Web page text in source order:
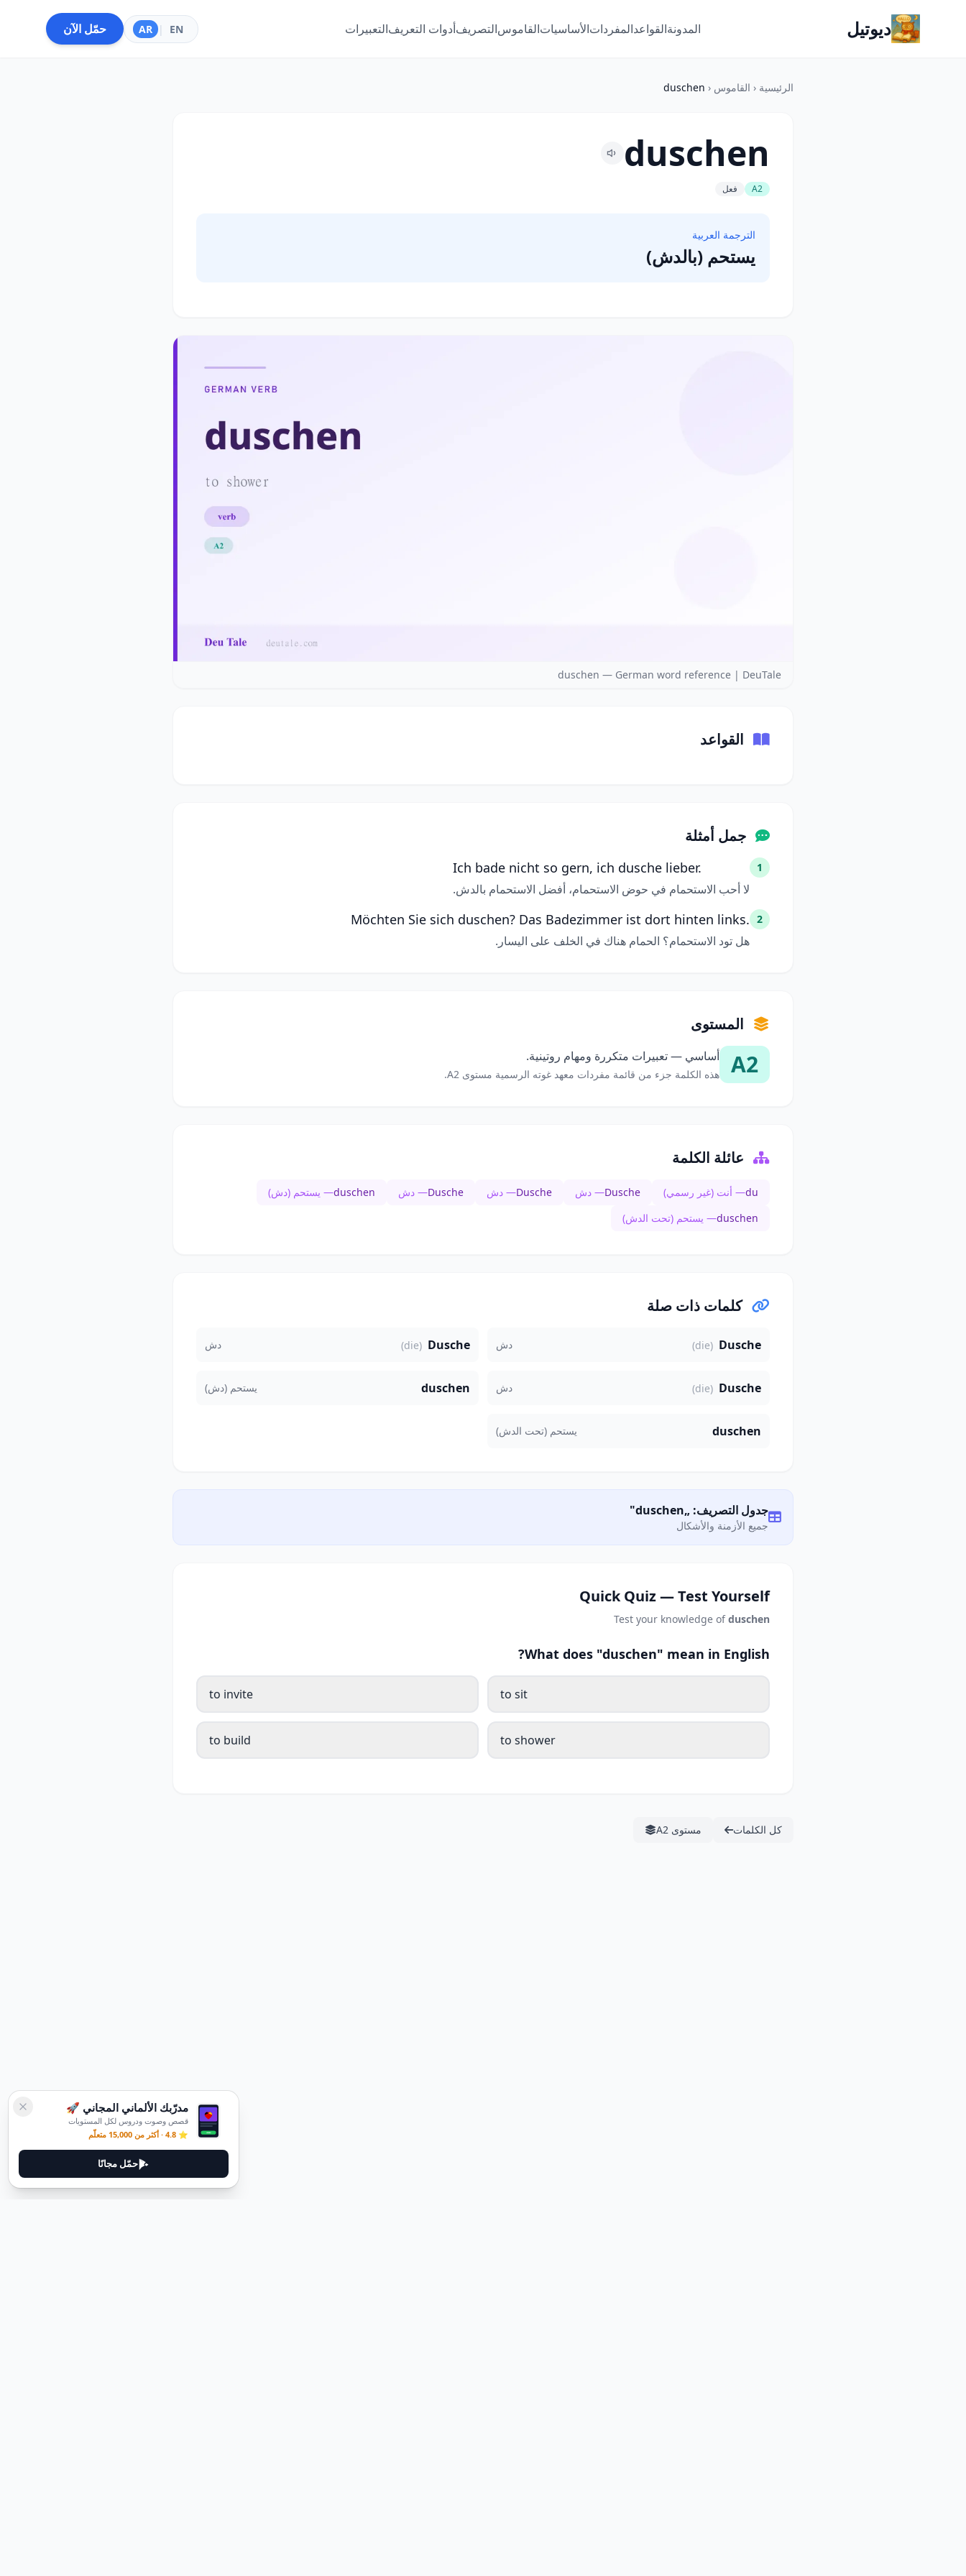
ديوتيل المدونةالقواعدالمفرداتالأساسياتالقاموسالتصريفأدوات التعريفالتعبيرات EN
|
AR حمّل الآن
الرئيسية ‹ القاموس ‹
duschen
duschen
A2 فعل
الترجمة العربية
يستحم (بالدش)
duschen — German word reference | DeuTale
القواعد
جمل أمثلة
1
Ich bade nicht so gern, ich dusche lieber.
لا أحب الاستحمام في حوض الاستحمام، أفضل الاستحمام بالدش.
2
Möchten Sie sich duschen? Das Badezimmer ist dort hinten links.
هل تود الاستحمام؟ الحمام هناك في الخلف على اليسار.
المستوى
A2 أساسي — تعبيرات متكررة ومهام روتينية.
هذه الكلمة جزء من قائمة مفردات معهد غوته الرسمية مستوى A2.
عائلة الكلمة
du— أنت (غير رسمي) Dusche— دش Dusche— دش Dusche— دش duschen— يستحم (دش)
duschen— يستحم (تحت الدش)
كلمات ذات صلة
Dusche
(die) دش Dusche
(die) دش
Dusche
(die) دش duschen يستحم (دش)
duschen يستحم (تحت الدش)
جدول التصريف: „duschen"
جميع الأزمنة والأشكال
Quick Quiz — Test Yourself
Test your knowledge ofduschen
What does "duschen" mean in English?
to sit
to invite
to shower
to build
كل الكلمات مستوى A2
مدرّبك الألماني المجاني 🚀
قصص وصوت ودروس لكل المستويات
⭐ 4.8 · أكثر من 15,000 متعلّم
حمّل مجانًا